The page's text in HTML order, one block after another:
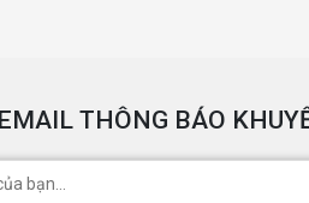
THÔNG BÁO